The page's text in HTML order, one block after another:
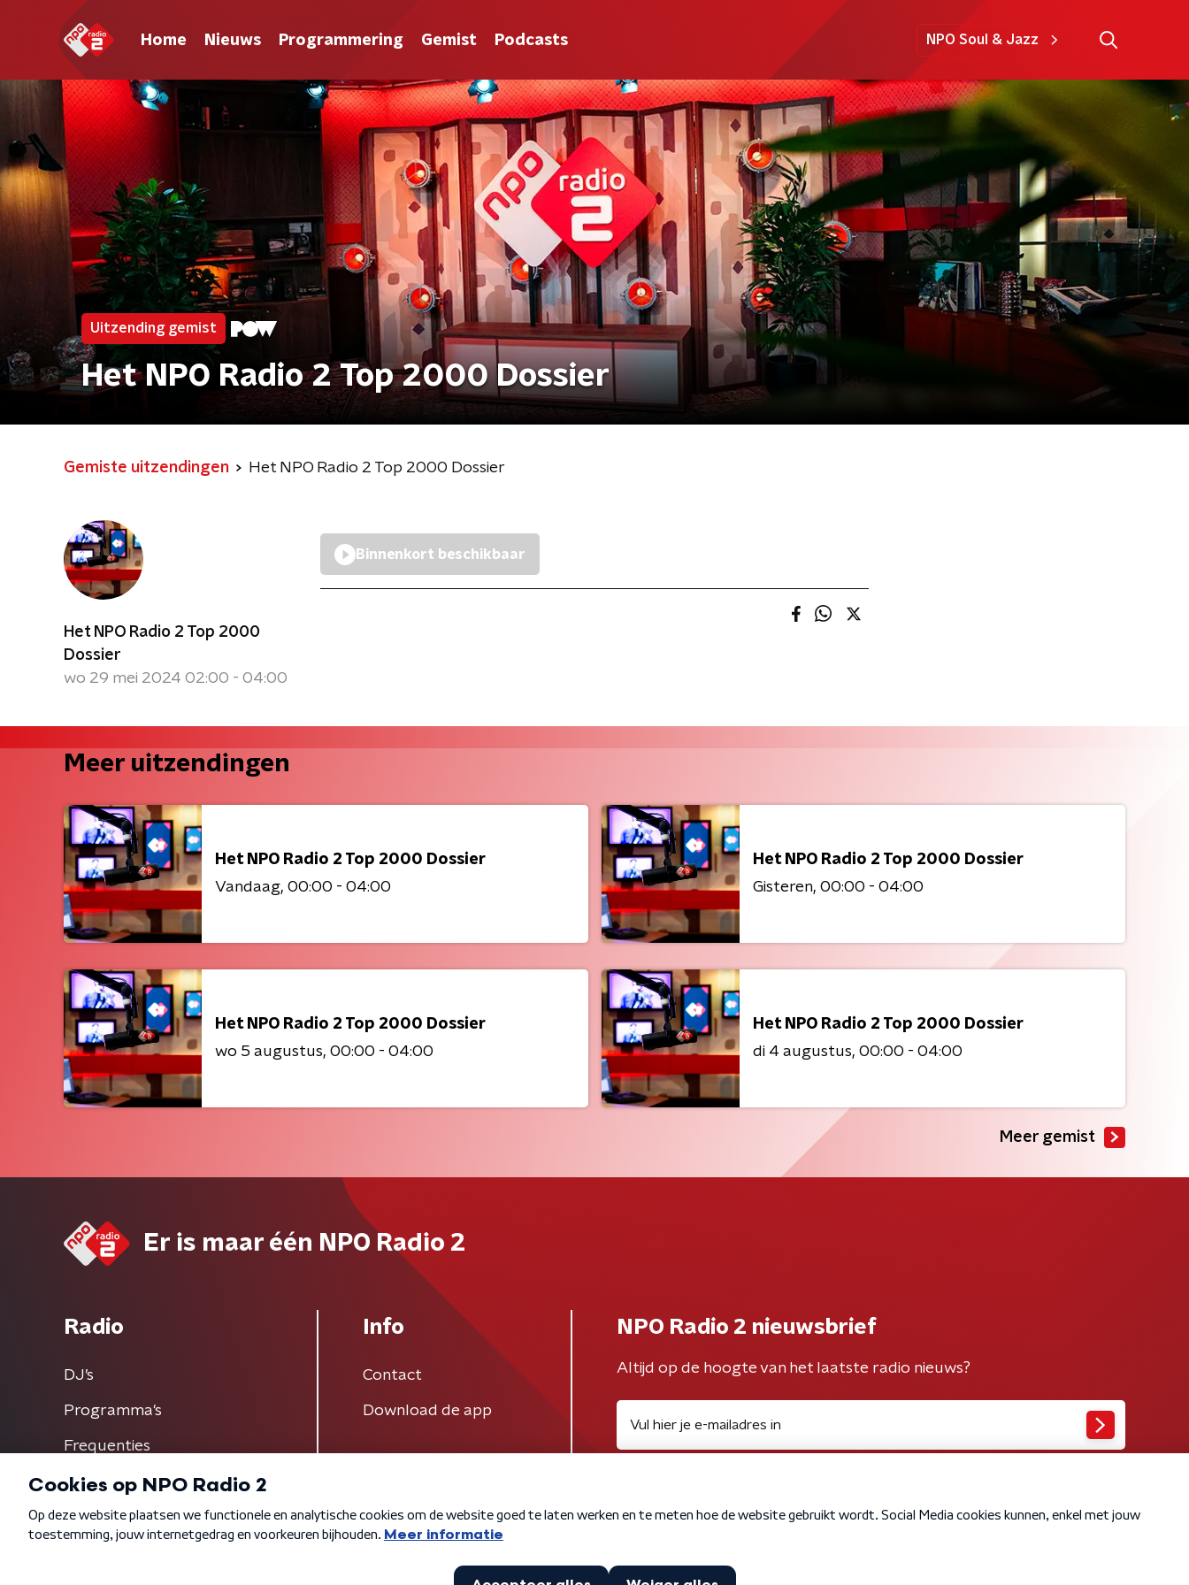
Home Nieuws Programmering Gemist Podcasts NPO Soul & Jazz
Uitzending gemist
Het NPO Radio 2 Top 2000 Dossier
Gemiste uitzendingen Het NPO Radio 2 Top 2000 Dossier
Het NPO Radio 2 Top 2000
Dossier
wo 29 mei 2024 02:00 - 04:00
Binnenkort beschikbaar
Meer uitzendingen
Het NPO Radio 2 Top 2000 Dossier
Vandaag 00:00 - 04:00
Het NPO Radio 2 Top 2000 Dossier
Gisteren 00:00 - 04:00
Het NPO Radio 2 Top 2000 Dossier
wo 5 augustus 00:00 - 04:00
Het NPO Radio 2 Top 2000 Dossier
di 4 augustus 00:00 - 04:00
Meer gemist
Er is maar één NPO Radio 2
Radio
DJ’s
Programma's
Frequenties
Info
Contact
Download de app
NPO Radio 2 nieuwsbrief
Altijd op de hoogte van het laatste radio nieuws?
Algemene voorwaarden Privacybeleid